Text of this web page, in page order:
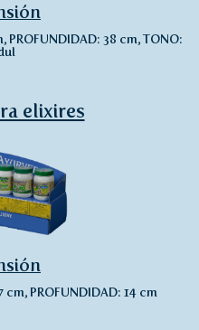
PROFUNDIDAD: 38 cm, TONO:
elixires
cm, PROFUNDIDAD: 14 cm